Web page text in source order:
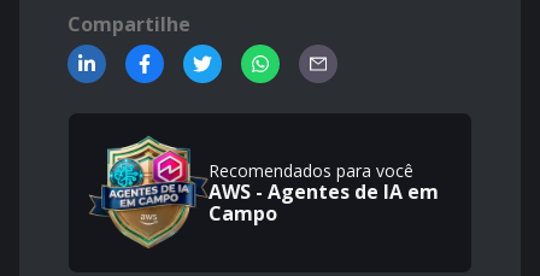
Compartilhe
Recomendados para você
AWS - Agentes de IA em
Campo